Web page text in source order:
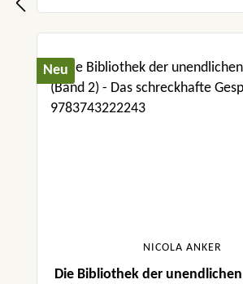
Neu
NICOLA ANKER
Die Bibliothek der